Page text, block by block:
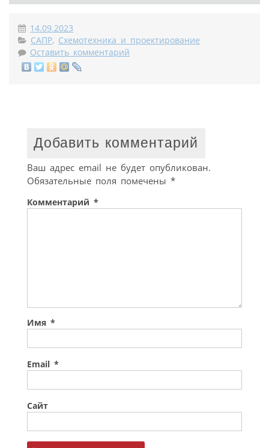
14.09.2023
САПР, Схемотехника и проектирование
Оставить комментарий
Добавить комментарий
Ваш адрес email не будет опубликован.
Обязательные поля помечены *
Комментарий *
Имя *
Email *
Сайт